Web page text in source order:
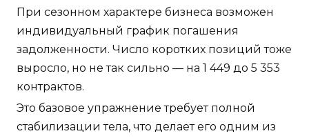
При сезонном характере бизнеса возможен
индивидуальный график погашения
задолженности. Число коротких позиций тоже
выросло, но не так сильно — на 1 449 до 5 353
контрактов.
Это базовое упражнение требует полной
стабилизации тела, что делает его одним из